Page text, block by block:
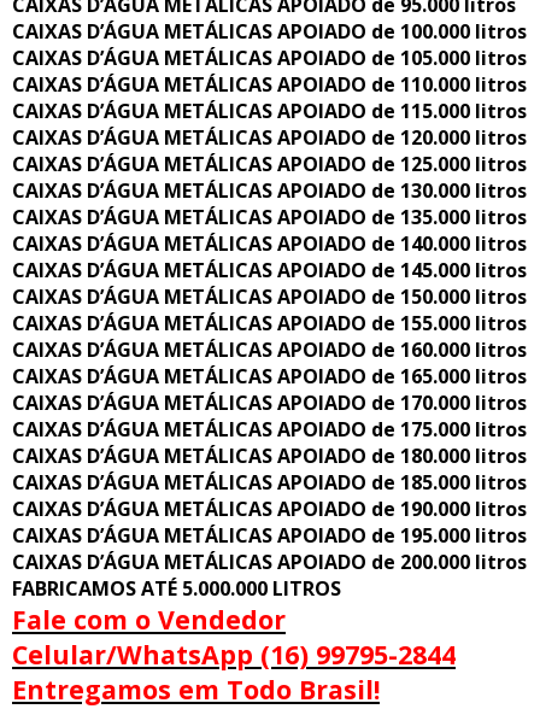
CAIXAS D’ÁGUA METÁLICAS APOIADO de 100.000 litros
CAIXAS D’ÁGUA METÁLICAS APOIADO de 105.000 litros
CAIXAS D’ÁGUA METÁLICAS APOIADO de 110.000 litros
CAIXAS D’ÁGUA METÁLICAS APOIADO de 115.000 litros
CAIXAS D’ÁGUA METÁLICAS APOIADO de 120.000 litros
CAIXAS D’ÁGUA METÁLICAS APOIADO de 125.000 litros
CAIXAS D’ÁGUA METÁLICAS APOIADO de 130.000 litros
CAIXAS D’ÁGUA METÁLICAS APOIADO de 135.000 litros
CAIXAS D’ÁGUA METÁLICAS APOIADO de 140.000 litros
CAIXAS D’ÁGUA METÁLICAS APOIADO de 145.000 litros
CAIXAS D’ÁGUA METÁLICAS APOIADO de 150.000 litros
CAIXAS D’ÁGUA METÁLICAS APOIADO de 155.000 litros
CAIXAS D’ÁGUA METÁLICAS APOIADO de 160.000 litros
CAIXAS D’ÁGUA METÁLICAS APOIADO de 165.000 litros
CAIXAS D’ÁGUA METÁLICAS APOIADO de 170.000 litros
CAIXAS D’ÁGUA METÁLICAS APOIADO de 175.000 litros
CAIXAS D’ÁGUA METÁLICAS APOIADO de 180.000 litros
CAIXAS D’ÁGUA METÁLICAS APOIADO de 185.000 litros
CAIXAS D’ÁGUA METÁLICAS APOIADO de 190.000 litros
CAIXAS D’ÁGUA METÁLICAS APOIADO de 195.000 litros
CAIXAS D’ÁGUA METÁLICAS APOIADO de 200.000 litros
FABRICAMOS ATÉ 5.000.000 LITROS
Fale com o Vendedor
Celular/WhatsApp (16) 99795-2844
Entregamos em Todo Brasil!